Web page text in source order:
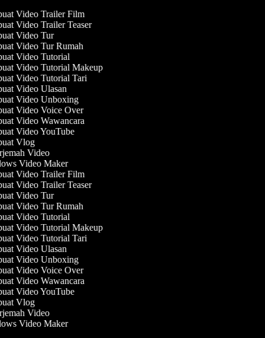
Video Trailer Film
Video Trailer Teaser
Video Tur
Video Tur Rumah
Video Tutorial
Video Tutorial Makeup
Video Tutorial Tari
Video Ulasan
Video Unboxing
Video Voice Over
Video Wawancara
Video YouTube
Vlog
Video
Video Maker
Video Trailer Film
Video Trailer Teaser
Video Tur
Video Tur Rumah
Video Tutorial
Video Tutorial Makeup
Video Tutorial Tari
Video Ulasan
Video Unboxing
Video Voice Over
Video Wawancara
Video YouTube
Vlog
Video
Video Maker